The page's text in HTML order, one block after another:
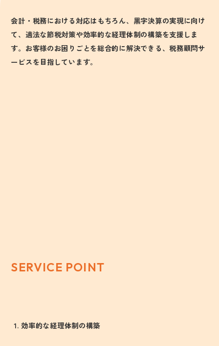
会計・税務における対応はもちろん、黒字決算の実現に向け
て、適法な節税対策や効率的な経理体制の構築を支援しま
す。お客様のお困りごとを総合的に解決できる、税務顧問サ
ービスを目指しています。
SERVICE POINT
効率的な経理体制の構築